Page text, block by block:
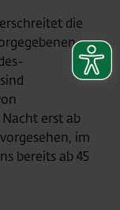
die
erst ab
im
bereits ab 45